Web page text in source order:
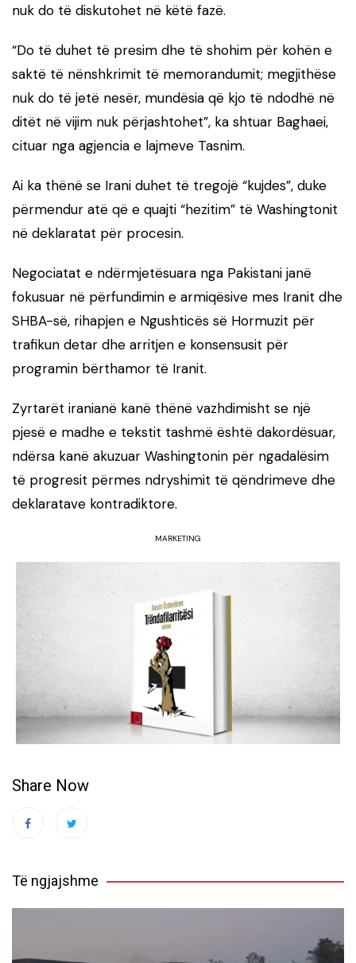
nuk do të diskutohet në këtë fazë.
“Do të duhet të presim dhe të shohim për kohën e
saktë të nënshkrimit të memorandumit; megjithëse
nuk do të jetë nesër, mundësia që kjo të ndodhë në
ditët në vijim nuk përjashtohet”, ka shtuar Baghaei,
cituar nga agjencia e lajmeve Tasnim.
Ai ka thënë se Irani duhet të tregojë “kujdes”, duke
përmendur atë që e quajti “hezitim” të Washingtonit
në deklaratat për procesin.
Negociatat e ndërmjetësuara nga Pakistani janë
fokusuar në përfundimin e armiqësive mes Iranit dhe
SHBA-së, rihapjen e Ngushticës së Hormuzit për
trafikun detar dhe arritjen e konsensusit për
programin bërthamor të Iranit.
Zyrtarët iranianë kanë thënë vazhdimisht se një
pjesë e madhe e tekstit tashmë është dakordësuar,
ndërsa kanë akuzuar Washingtonin për ngadalësim
të progresit përmes ndryshimit të qëndrimeve dhe
deklaratave kontradiktore.
MARKETING
Share Now
Të ngjajshme